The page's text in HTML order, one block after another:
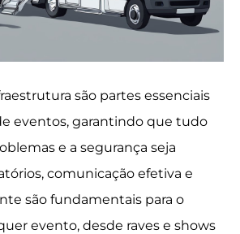
são partes essenciais
eventos, garantindo que tudo
e a segurança seja
comunicação efetiva e
são fundamentais para o
evento, desde raves e shows